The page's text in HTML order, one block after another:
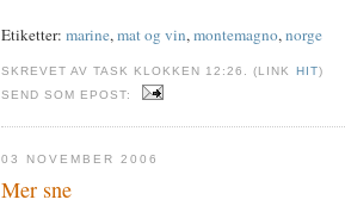
Etiketter: marine,mat og vin,montemagno,norge
SKREVET AV TASK KLOKKEN 12:26. (LINK HIT)
SEND SOM EPOST:
03 NOVEMBER 2006
Mer sne